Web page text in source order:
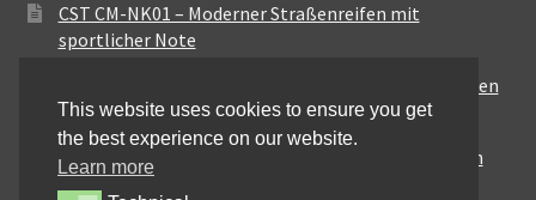
CST CM-NK01 – Moderner Straßenreifen mit
sportlicher Note
Maxxis MA-ST3 – Ausgewogener Sport-Touring-Reifen
für vielseitige Einsätze
Pirelli City Demon – Zuverlässigkeit für den urbanen
Alltag
This website uses cookies to ensure you get
the best experience on our website.
Learn more